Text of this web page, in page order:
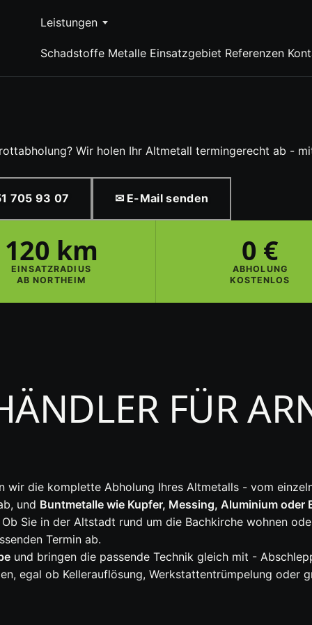
Leistungen
Schadstoffe Metalle Einsatzgebiet Referenzen
Wir holen Ihr Altmetall termingerecht ab -
705 93 07 ✉ E-Mail senden
120 km
EINSATZRADIUS
AB NORTHEIM
0 €
ABHOLUNG
KOSTENLOS
FÜR
wir die komplette Abholung Ihres Altmetalls - vom
und Buntmetalle wie Kupfer, Messing, Aluminium
Sie in der Altstadt rund um die Bachkirche wohnen
Termin ab.
und bringen die passende Technik gleich mit -
egal ob Kellerauflösung, Werkstattentrümpelung oder